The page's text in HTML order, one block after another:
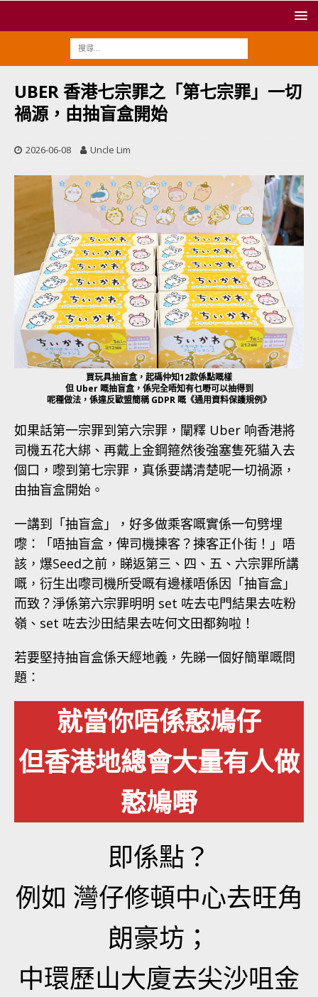
UBER 香港七宗罪之「第七宗罪」一切
禍源，由抽盲盒開始
2026-06-08 Uncle Lim
買玩具抽盲盒，起碼仲知12款係點嘅樣
但 Uber 嘅抽盲盒，係完全唔知有乜嘢可以抽得到
呢種做法，係違反歐盟簡稱 GDPR 嘅《通用資料保護規例》
如果話第一宗罪到第六宗罪，闡釋 Uber 响香港將
司機五花大綁、再戴上金鋼箍然後強塞隻死貓入去
個口，嚟到第七宗罪，真係要講清楚呢一切禍源，
由抽盲盒開始。
一講到「抽盲盒」，好多做乘客嘅實係一句劈埋
嚟：「唔抽盲盒，俾司機揀客？揀客正仆街！」唔
該，爆Seed之前，睇返第三、四、五、六宗罪所講
嘅，衍生出嚟司機所受嘅有邊樣唔係因「抽盲盒」
而致？淨係第六宗罪明明 set 咗去屯門結果去咗粉
嶺、set 咗去沙田結果去咗何文田都夠啦！
若要堅持抽盲盒係天經地義，先睇一個好簡單嘅問
題：
就當你唔係憨鳩仔
但香港地總會大量有人做
憨鳩嘢
即係點？
例如 灣仔修頓中心去旺角
朗豪坊；
中環歷山大廈去尖沙咀金